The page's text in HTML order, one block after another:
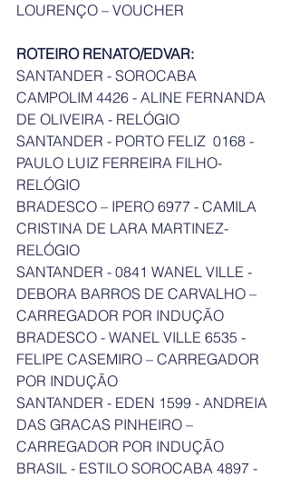
LOURENÇO – VOUCHER
ROTEIRO RENATO/EDVAR:
SANTANDER - SOROCABA
CAMPOLIM 4426 - ALINE FERNANDA
DE OLIVEIRA - RELÓGIO
SANTANDER - PORTO FELIZ  0168 -
PAULO LUIZ FERREIRA FILHO-
RELÓGIO
BRADESCO – IPERO 6977 - CAMILA
CRISTINA DE LARA MARTINEZ-
RELÓGIO
SANTANDER - 0841 WANEL VILLE -
DEBORA BARROS DE CARVALHO –
CARREGADOR POR INDUÇÃO
BRADESCO - WANEL VILLE 6535 -
FELIPE CASEMIRO – CARREGADOR
POR INDUÇÃO
SANTANDER - EDEN 1599 - ANDREIA
DAS GRACAS PINHEIRO –
CARREGADOR POR INDUÇÃO
BRASIL - ESTILO SOROCABA 4897 -